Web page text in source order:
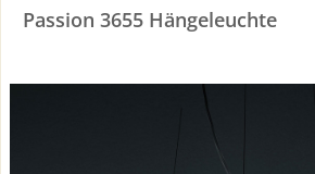
Passion 3655 Hängeleuchte